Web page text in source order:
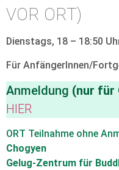
VOR ORT)
Dienstags, 18 – 18:50
Für AnfängerInnen/
Anmeldung (nur für
HIER
ORT Teilnahme ohne
Chogyen
Gelug-Zentrum für